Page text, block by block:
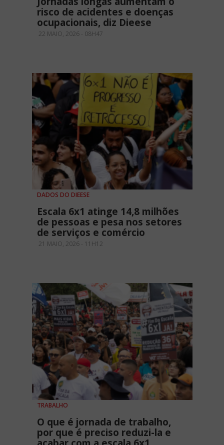
risco de acidentes e doenças
ocupacionais, diz Dieese
22 MAIO, 2026 - 08H47
DADOS DO DIEESE
Escala 6x1 atinge 14,8 milhões
de pessoas e pesa nos setores
de serviços e comércio
21 MAIO, 2026 - 11H12
TRABALHO
O que é jornada de trabalho,
por que é preciso reduzi-la e